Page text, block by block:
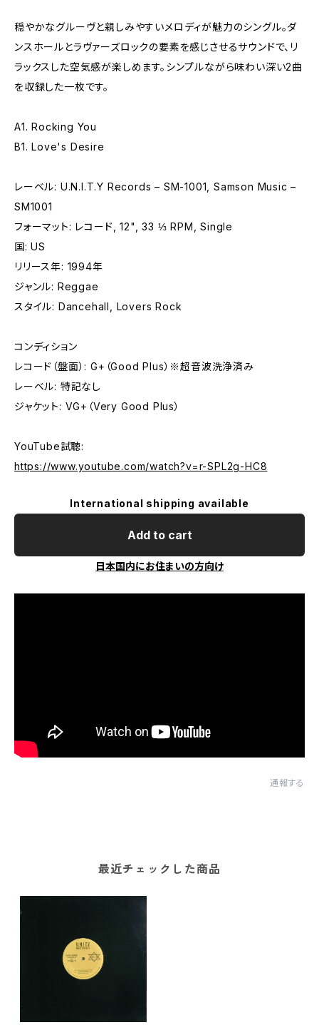
穏やかなグルーヴと親しみやすいメロディが魅力のシングル。ダ
ンスホールとラヴァーズロックの要素を感じさせるサウンドで、リ
ラックスした空気感が楽しめます。シンプルながら味わい深い2曲
を収録した一枚です。
A1. Rocking You
B1. Love's Desire
レーベル: U.N.I.T.Y Records – SM-1001, Samson Music –
SM1001
フォーマット: レコード, 12", 33 ⅓ RPM, Single
国: US
リリース年: 1994年
ジャンル: Reggae
スタイル: Dancehall, Lovers Rock
コンディション
レコード（盤面）: G+（Good Plus）※超音波洗浄済み
レーベル: 特記なし
ジャケット: VG+（Very Good Plus）
YouTube試聴:
https://www.youtube.com/watch?v=r-SPL2g-HC8
International shipping available
Add to cart
日本国内にお住まいの方向け
通報する
最近チェックした商品